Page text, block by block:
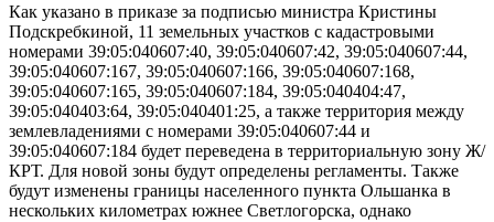
Как указано в приказе за подписью министра Кристины
Подскребкиной, 11 земельных участков с кадастровыми
номерами 39:05:040607:40, 39:05:040607:42, 39:05:040607:44,
39:05:040607:167, 39:05:040607:166, 39:05:040607:168,
39:05:040607:165, 39:05:040607:184, 39:05:040404:47,
39:05:040403:64, 39:05:040401:25, а также территория между
землевладениями с номерами 39:05:040607:44 и
39:05:040607:184 будет переведена в территориальную зону Ж/
КРТ. Для новой зоны будут определены регламенты. Также
будут изменены границы населенного пункта Ольшанка в
нескольких километрах южнее Светлогорска, однако